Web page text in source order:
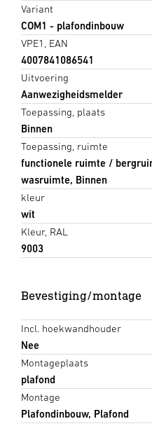
Variant
COM1 - plafondinbouw
VPE1, EAN
4007841086541
Uitvoering
Aanwezigheidsmelder
Toepassing, plaats
Binnen
Toepassing, ruimte
functionele ruimte /
wasruimte, Binnen
kleur
wit
Kleur, RAL
9003
Bevestiging/montage
Incl. hoekwandhouder
Nee
Montageplaats
plafond
Montage
Plafondinbouw, Plafond